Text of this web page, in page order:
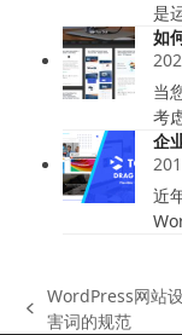
是
如
当
考
企
近
上
WordPress网站
害词的规范